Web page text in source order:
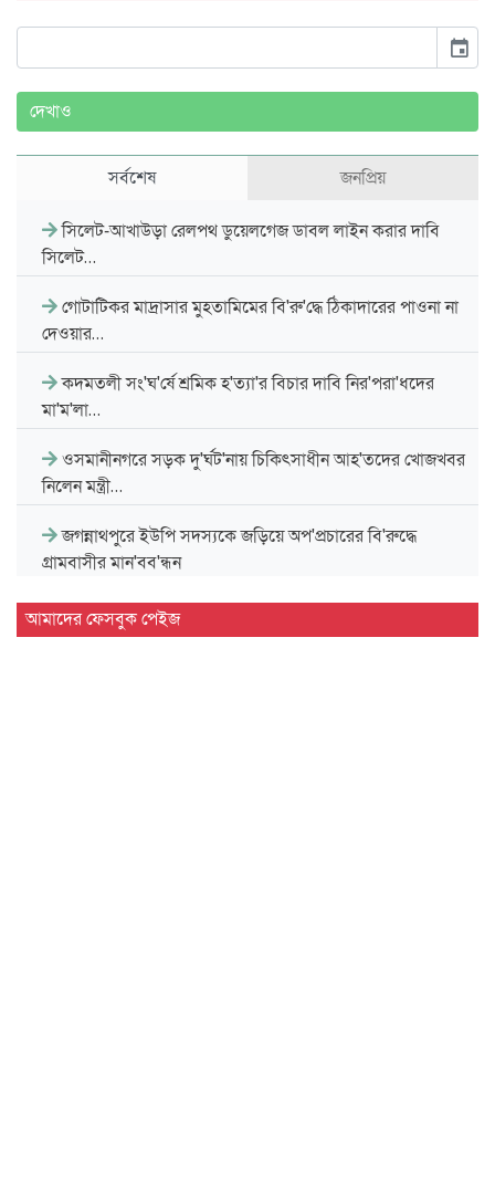
event
দেখাও
সর্বশেষ জনপ্রিয়
সিলেট-আখাউড়া রেলপথ ডুয়েলগেজ ডাবল লাইন করার দাবি
সিলেট…
গোটাটিকর মাদ্রাসার মুহতামিমের বি'রু'দ্ধে ঠিকাদারের পাওনা না
দেওয়ার…
কদমতলী সং'ঘ'র্ষে শ্রমিক হ'ত্যা'র বিচার দাবি নির'পরা'ধদের
মা'ম'লা…
ওসমানীনগরে সড়ক দু'র্ঘট'নায় চিকিৎসাধীন আহ'তদের খোজখবর
নিলেন মন্ত্রী…
জগন্নাথপুরে ইউপি সদস্যকে জড়িয়ে অপ'প্রচারের বি'রুদ্ধে
গ্রামবাসীর মান'বব'ন্ধন
সিলেট বিভাগীয় সরকারি গণগ্রন্থাগারের জুলাই গণঅভ্যুত্থান দিবস
পালন…
আমাদের ফেসবুক পেইজ